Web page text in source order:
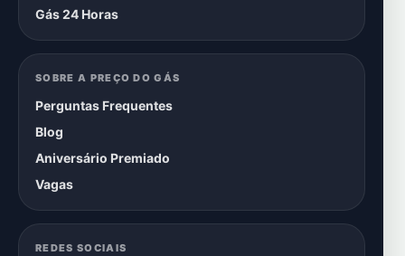
Gás 24 Horas
SOBRE A PREÇO DO GÁS
Perguntas Frequentes
Blog
Aniversário Premiado
Vagas
REDES SOCIAIS